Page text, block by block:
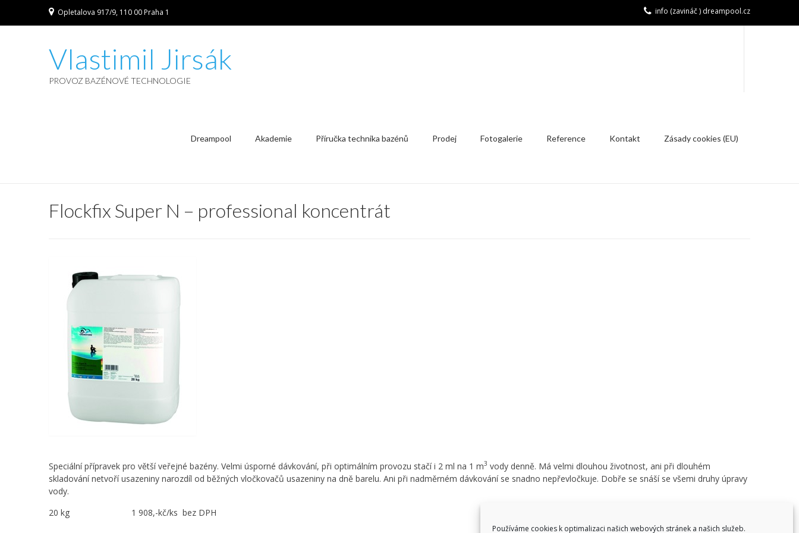
Používáme cookies k optimalizaci našich webových stránek a našich služeb.
Opletalova 917/9, 110 00 Praha 1 info (zavináč ) dreampool.cz
Vlastimil Jirsák
PROVOZ BAZÉNOVÉ TECHNOLOGIE
Dreampool Akademie Příručka technika bazénů Prodej Fotogalerie Reference Kontakt Zásady cookies (EU)
Flockfix Super N – professional koncentrát
Speciální přípravek pro větší veřejné bazény. Velmi úsporné dávkování, při optimálním provozu stačí i 2 ml na 1 m3 vody denně. Má velmi dlouhou životnost, ani při dlouhém
skladování netvoří usazeniny narozdíl od běžných vločkovačů usazeniny na dně barelu. Ani při nadměrném dávkování se snadno nepřevločkuje. Dobře se snáší se všemi druhy úpravy
vody.
20 kg 1 908,-kč/ks bez DPH